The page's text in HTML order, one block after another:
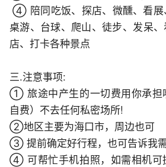
④ 陪同吃饭、探店、微醺、看展、喝咖啡、看电影、
桌游、台球、爬山、徒步、发呆
店、打卡各种景点
三.注意事项:
① 旅途中产生的一切费用你承担
自费）不去任何私密场所!
②地区主要为海口市，周边也可
③ 提前确定好行程，也可告诉我
④ 可帮忙手机拍照，如需相机可